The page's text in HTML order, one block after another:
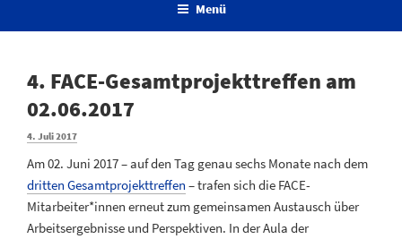
Menü
4. FACE-Gesamtprojekttreffen am
02.06.2017
Veröffentlicht
4. Juli 2017
Am 02. Juni 2017 – auf den Tag genau sechs Monate nach dem
dritten Gesamtprojekttreffen – trafen sich die FACE-
Mitarbeiter*innen erneut zum gemeinsamen Austausch über
Arbeitsergebnisse und Perspektiven. In der Aula der